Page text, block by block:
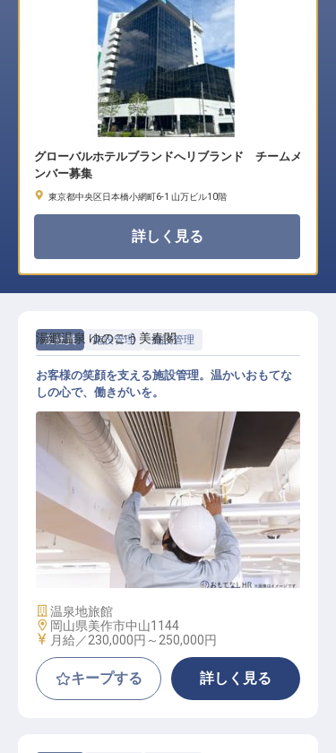
グローバルホテルブランドへリブランド チームメ
ンバー募集
東京都中央区日本橋小網町6-1 山万ビル10階
詳しく見る
正社員 施設管理 施設管理
施設管理スタッフ
湯郷温泉 ゆのごう美春閣
お客様の笑顔を支える施設管理。温かいおもてな
しの心で、働きがいを。
施設業態
温泉地旅館
勤務地
岡山県美作市中山1144
給与
月給／230,000円～ 250,000円
キープする 詳しく見る